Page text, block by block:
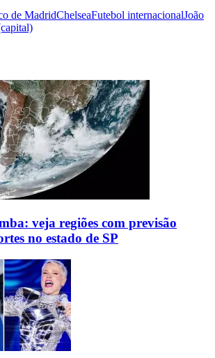
de MadridChelseaFutebol internacionalJoão
veja regiões com previsão
no estado de SP